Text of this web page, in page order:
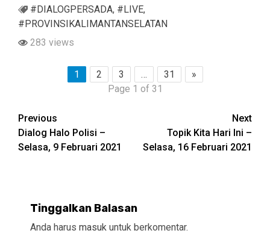
#DIALOGPERSADA, #LIVE,
#PROVINSIKALIMANTANSELATAN
283 views
1 2 3 … 31
»
Page 1 of 31
Continue
Reading
Previous
Dialog Halo Polisi –
Selasa, 9 Februari 2021
Next
Topik Kita Hari Ini –
Selasa, 16 Februari 2021
Tinggalkan Balasan
Anda harus masuk untuk berkomentar.